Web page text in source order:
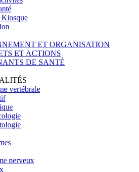
Kiosque
ET ORGANISATION
ET ACTIONS
DE SANTÉ
vertébrale
nerveux